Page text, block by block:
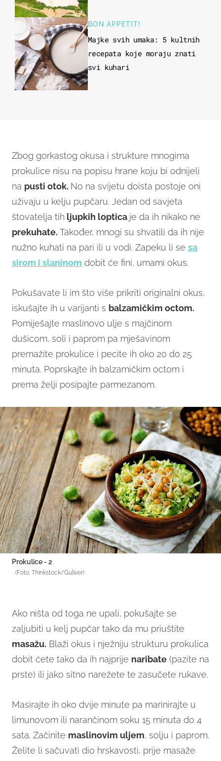
BON APPETIT!
Majke svih umaka: 5 kultnih
recepata koje moraju znati
svi kuhari
Zbog gorkastog okusa i strukture mnogima
prokulice nisu na popisu hrane koju bi odnijeli
na pusti otok. No na svijetu doista postoje oni
uživaju u kelju pupčaru. Jedan od savjeta
štovatelja tih ljupkih loptica je da ih nikako ne
prekuhate. Također, mnogi su shvatili da ih nije
nužno kuhati na pari ili u vodi. Zapeku li se sa
sirom i slaninom dobit će fini, umami okus.
Pokušavate li im što više prikriti originalni okus,
iskušajte ih u varijanti s balzamičkim octom.
Pomiješajte maslinovo ulje s majčinom
dušicom, soli i paprom pa mješavinom
premažite prokulice i pecite ih oko 20 do 25
minuta. Poprskajte ih balzamičkim octom i
prema želji posipajte parmezanom.
Prokulice - 2
(Foto: Thinkstock/Guliver)
Ako ništa od toga ne upali, pokušajte se
zaljubiti u kelj pupčar tako da mu priuštite
masažu. Blaži okus i nježniju strukturu prokulica
dobit ćete tako da ih najprije naribate (pazite na
prste) ili jako sitno narežete te zasučete rukave.
Masirajte ih oko dvije minute pa marinirajte u
limunovom ili narančinom soku 15 minuta do 4
sata. Začinite maslinovim uljem, solju i paprom.
Želite li sačuvati dio hrskavosti, prije masaže